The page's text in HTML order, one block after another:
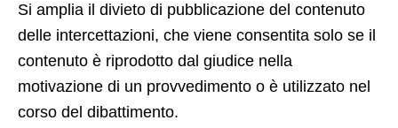
Si amplia il divieto di pubblicazione del contenuto
delle intercettazioni, che viene consentita solo se il
contenuto è riprodotto dal giudice nella
motivazione di un provvedimento o è utilizzato nel
corso del dibattimento.